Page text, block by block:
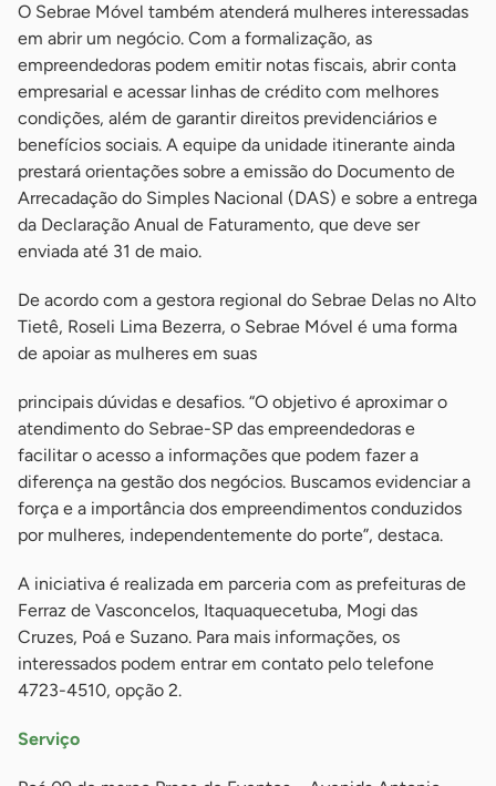
O Sebrae Móvel também atenderá mulheres interessadas
em abrir um negócio. Com a formalização, as
empreendedoras podem emitir notas fiscais, abrir conta
empresarial e acessar linhas de crédito com melhores
condições, além de garantir direitos previdenciários e
benefícios sociais. A equipe da unidade itinerante ainda
prestará orientações sobre a emissão do Documento de
Arrecadação do Simples Nacional (DAS) e sobre a entrega
da Declaração Anual de Faturamento, que deve ser
enviada até 31 de maio.
De acordo com a gestora regional do Sebrae Delas no Alto
Tietê, Roseli Lima Bezerra, o Sebrae Móvel é uma forma
de apoiar as mulheres em suas
principais dúvidas e desafios. “O objetivo é aproximar o
atendimento do Sebrae-SP das empreendedoras e
facilitar o acesso a informações que podem fazer a
diferença na gestão dos negócios. Buscamos evidenciar a
força e a importância dos empreendimentos conduzidos
por mulheres, independentemente do porte”, destaca.
A iniciativa é realizada em parceria com as prefeituras de
Ferraz de Vasconcelos, Itaquaquecetuba, Mogi das
Cruzes, Poá e Suzano. Para mais informações, os
interessados podem entrar em contato pelo telefone
4723-4510, opção 2.
Serviço